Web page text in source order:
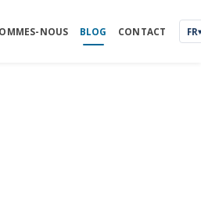
NOUS BLOG CONTACT FR▾